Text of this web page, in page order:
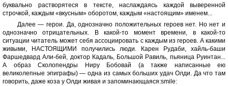
буквально растворятеся в тексте, наслаждаясь каждой выверенной
строчкой, каждым «вкусным» оборотом, каждым «настоящим» именем...
Далее — герои. Да, однозначно положительных героев нет. Но нет и
однозначно отрицательных. В какой-то момент времени, в какой-то
ситуации читатель может себя ассоциировать с каждым из героев. А какими
живыми, НАСТОЯЩИМИ получились люди. Карен Рудаби, хайль-баши
Фаршедвард Али-бей, доктор Кадаль, Большой Равиль, пьяница Руинтан...
А образ Сколопендры Ниру Бобовай (а также написанные ею
великолепные эпиграфы) — одна из самых больших удач Олди. Да что там
говорить, даже коза у Олди живая и запоминающаяся:smile: